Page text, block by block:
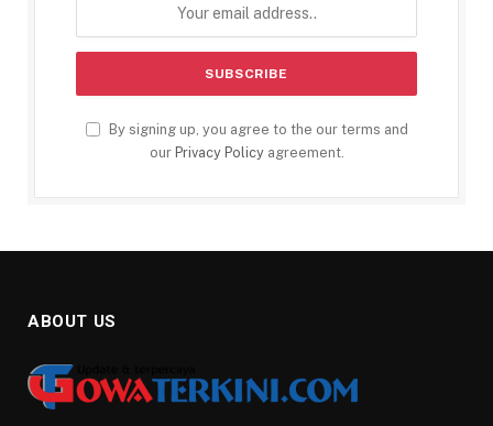
By signing up, you agree to the our terms and
our Privacy Policyagreement.
ABOUT US